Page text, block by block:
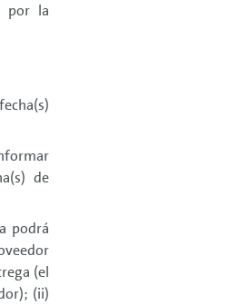
por la
de
podrá
(el
(ii)